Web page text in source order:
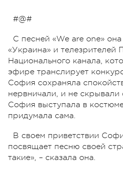
#@#
С песней «We are one»
«Украина» и телезрителей
Национального канала,
эфире транслирует
София сохраняла
нервничали, и не скрывали
София выступала в
придумала сама.
В своем приветствии
посвящает песню своей
такие», – сказала она.